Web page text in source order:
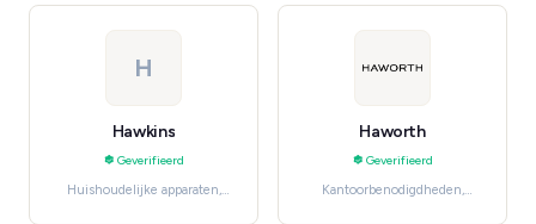
H
Hawkins
Geverifieerd
Huishoudelijke apparaten,
Haworth
Geverifieerd
Kantoorbenodigdheden,